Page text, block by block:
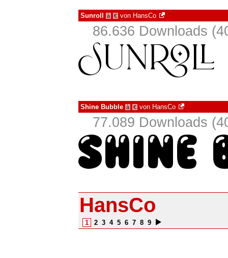
Sunroll à € von HansCo
86.636 Downloads
Shine Bubble à € von HansCo
77.089 Downloads
HansCo
1 2 3 4 5 6 7 8 9